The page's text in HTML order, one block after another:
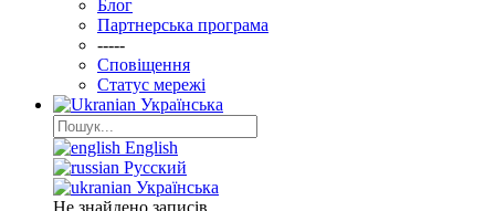
Блог
Партнерська програма
-----
Сповіщення
Статус мережі
Українська
English
Русский
Українська
Не знайдено записів